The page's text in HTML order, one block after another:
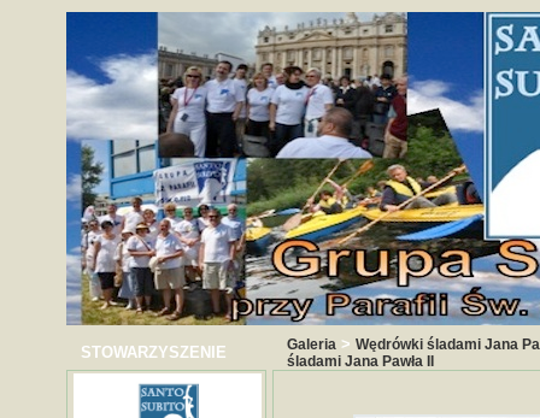
STOWARZYSZENIE Galeria > Wędrówki śladami Jana
śladami Jana Pawła II